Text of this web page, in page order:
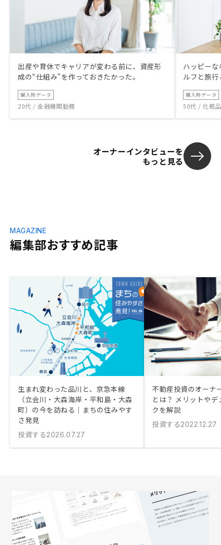
出産や育休でキャリアが変わる前に、資産形
成の“仕組み”を作っておきたかった。
購入時データ
20代 / 金融機関勤務
ハッピー
ルフと旅
購入時データ
50代 / 化粧
オーナーインタビューを
もっと見る
編集部おすすめ記事
MAGAZINE
生まれ変わった品川と、京急本線
（立会川・大森海岸・平和島・大森
町）の今を訪ねる｜まちの住みやす
さ発見
投資する2026.07.27
不動産投資のオーナ
とは？ メリットや
クを解説
投資する2022.12.27